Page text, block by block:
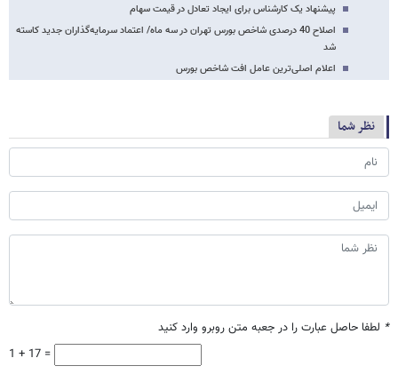
پیشنهاد یک کارشناس برای ایجاد تعادل در قیمت سهام
اصلاح 40 درصدی شاخص بورس تهران در سه ماه/ اعتماد سرمایه‌گذاران جدید کاسته
شد
اعلام اصلی‌ترین عامل افت شاخص بورس
نظر شما
* لطفا حاصل عبارت را در جعبه متن روبرو وارد کنید
1 + 17 =